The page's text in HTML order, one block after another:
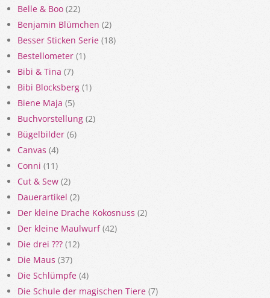
Belle & Boo (22)
Benjamin Blümchen (2)
Besser Sticken Serie (18)
Bestellometer (1)
Bibi & Tina (7)
Bibi Blocksberg (1)
Biene Maja (5)
Buchvorstellung (2)
Bügelbilder (6)
Canvas (4)
Conni (11)
Cut & Sew (2)
Dauerartikel (2)
Der kleine Drache Kokosnuss (2)
Der kleine Maulwurf(42)
Die drei ??? (12)
Die Maus (37)
Die Schlümpfe (4)
Die Schule der magischen Tiere (7)